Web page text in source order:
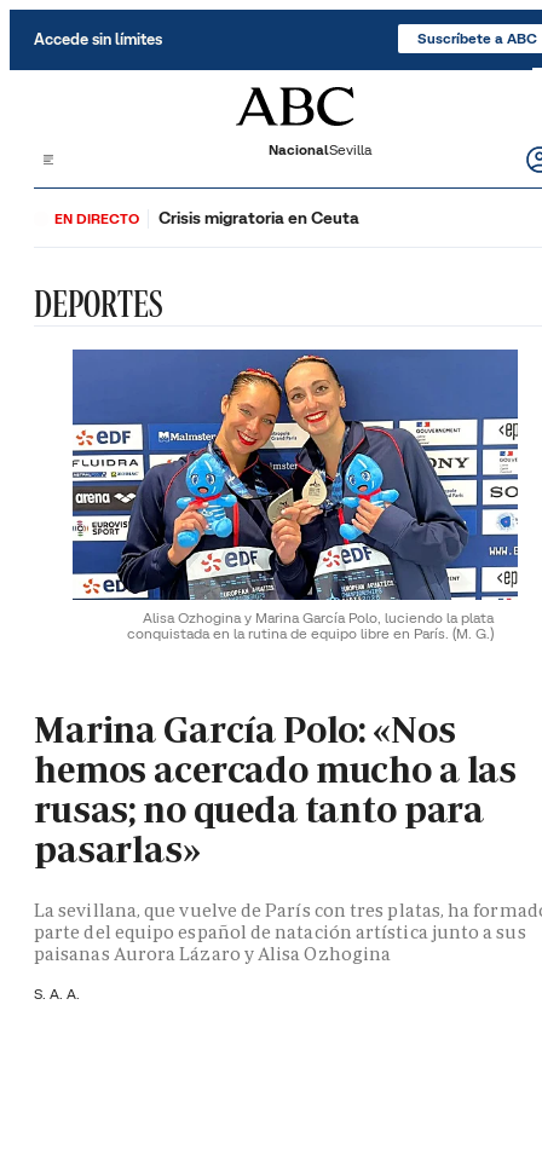
Accede sin límites Suscríbete a ABC
NacionalSevilla
EN DIRECTO Crisis migratoria en Ceuta
DEPORTES
Alisa Ozhogina y Marina García Polo, luciendo la plata
conquistada en la rutina de equipo libre en París. (M. G.)
Marina García Polo: «Nos
hemos acercado mucho a las
rusas; no queda tanto para
pasarlas»
La sevillana, que vuelve de París con tres platas, ha
parte del equipo español de natación artística junto a sus
paisanas Aurora Lázaro y Alisa Ozhogina
S. A. A.